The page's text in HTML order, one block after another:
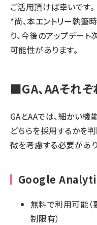
ご活用頂けば幸いです。
*尚、本エントリー執筆
り、今後のアップデー
可能性があります。
■GA、AAそれ
GAとAAでは、細かい機
どちらを採用するかを
徴を考慮する必要があり
Google
無料で利用可能（
制限有）